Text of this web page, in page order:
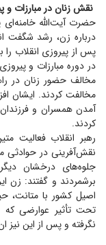
نقش زنان در مبارزات و
حضرت آیت‌الله
درباره زن، رشد شگفت
پس از پیروزی انقلاب را
در دوره مبارزات و
مخالف حضور زنان در
مخالفت کردند. ایشان
آمدن همسران و فرزندان
کردند.
رهبر انقلاب فعالیت
نقش‌آفرینی در حوادثی
جلوه‌های درخشان
برشمردند و گفتند: زن
اصیل کشور با متانت،
تحت تأثیر عوارضی که
نگرفته و پس از این نیز